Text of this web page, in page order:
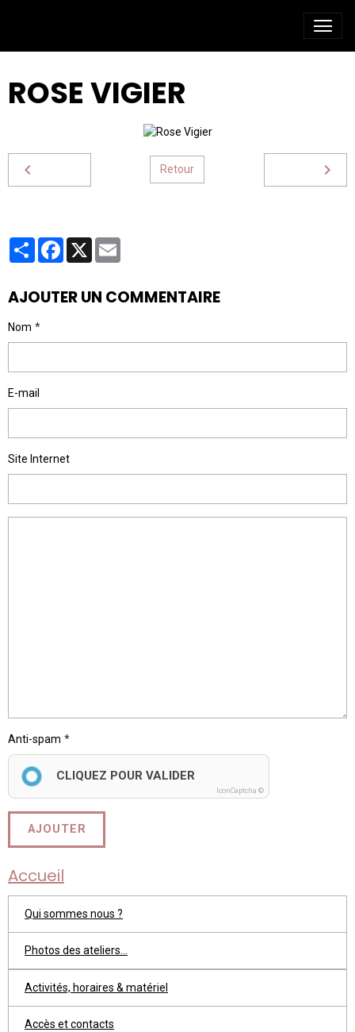
ROSE VIGIER
Retour
PartagerFacebook
X
AJOUTER UN COMMENTAIRE
Nom
E-mail
Site Internet
Anti-spam
CLIQUEZ POUR VALIDER
IconCaptcha ©
AJOUTER
Accueil
Qui sommes nous ?
Photos des ateliers...
Activités, horaires & matériel
Accès et contacts